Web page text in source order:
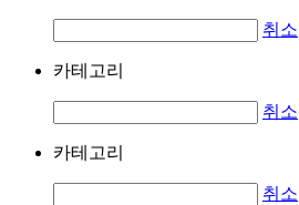
취소
카테고리
취소
카테고리
취소